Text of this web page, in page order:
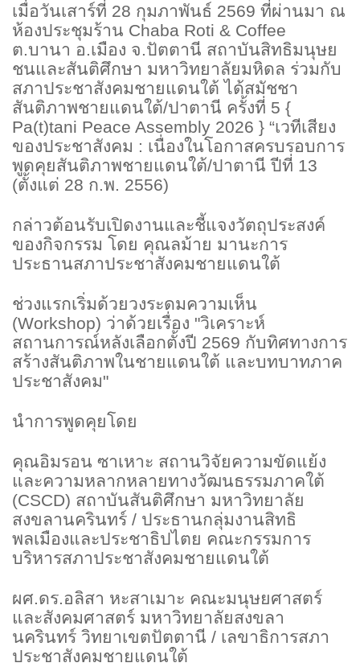
เมื่อวันเสาร์ที่ 28 กุมภาพันธ์ 2569 ที่ผ่านมา ณ
ห้องประชุมร้าน Chaba Roti & Coffee
ต.บานา อ.เมือง จ.ปัตตานี สถาบันสิทธิมนุษย
ชนและสันติศึกษา มหาวิทยาลัยมหิดล ร่วมกับ
สภาประชาสังคมชายแดนใต้ ได้สมัชชา
สันติภาพชายแดนใต้/ปาตานี ครั้งที่ 5 {
Pa(t)tani Peace Assembly 2026 } “เวทีเสียง
ของประชาสังคม : เนื่องในโอกาสครบรอบการ
พูดคุยสันติภาพชายแดนใต้/ปาตานี ปีที่ 13
(ตั้งแต่ 28 ก.พ. 2556)
กล่าวต้อนรับเปิดงานและชี้แจงวัตถุประสงค์
ของกิจกรรม โดย คุณลม้าย มานะการ
ประธานสภาประชาสังคมชายแดนใต้
ช่วงแรกเริ่มด้วยวงระดมความเห็น
(Workshop) ว่าด้วยเรื่อง "วิเคราะห์
สถานการณ์หลังเลือกตั้งปี 2569 กับทิศทางการ
สร้างสันติภาพในชายแดนใต้ และบทบาทภาค
ประชาสังคม"
นำการพูดคุยโดย
คุณอิมรอน ซาเหาะ สถานวิจัยความขัดแย้ง
และความหลากหลายทางวัฒนธรรมภาคใต้
(CSCD) สถาบันสันติศึกษา มหาวิทยาลัย
สงขลานครินทร์ / ประธานกลุ่มงานสิทธิ
พลเมืองและประชาธิปไตย คณะกรรมการ
บริหารสภาประชาสังคมชายแดนใต้
ผศ.ดร.อลิสา หะสาเมาะ คณะมนุษยศาสตร์
และสังคมศาสตร์ มหาวิทยาลัยสงขลา
นครินทร์ วิทยาเขตปัตตานี / เลขาธิการสภา
ประชาสังคมชายแดนใต้